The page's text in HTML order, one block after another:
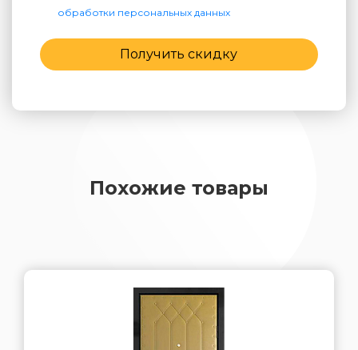
обработки персональных данных
Получить скидку
Похожие товары